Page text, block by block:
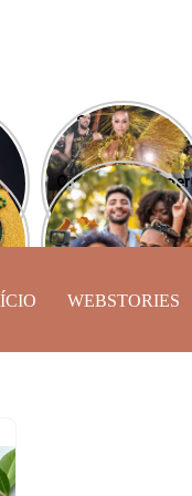
Sabrina Sato
esbanja carisma
desfilando pela
Vila Isabel
Como se proteger
do caos astral
neste Carnaval?
WEBSTORIES